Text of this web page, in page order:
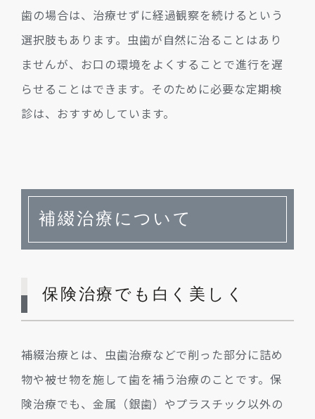
歯の場合は、治療せずに経過観察を続けるという
選択肢もあります。虫歯が自然に治ることはあり
ませんが、お口の環境をよくすることで進行を遅
らせることはできます。そのために必要な定期検
診は、おすすめしています。
補綴治療について
保険治療でも白く美しく
補綴治療とは、虫歯治療などで削った部分に詰め
物や被せ物を施して歯を補う治療のことです。保
険治療でも、金属（銀歯）やプラスチック以外の